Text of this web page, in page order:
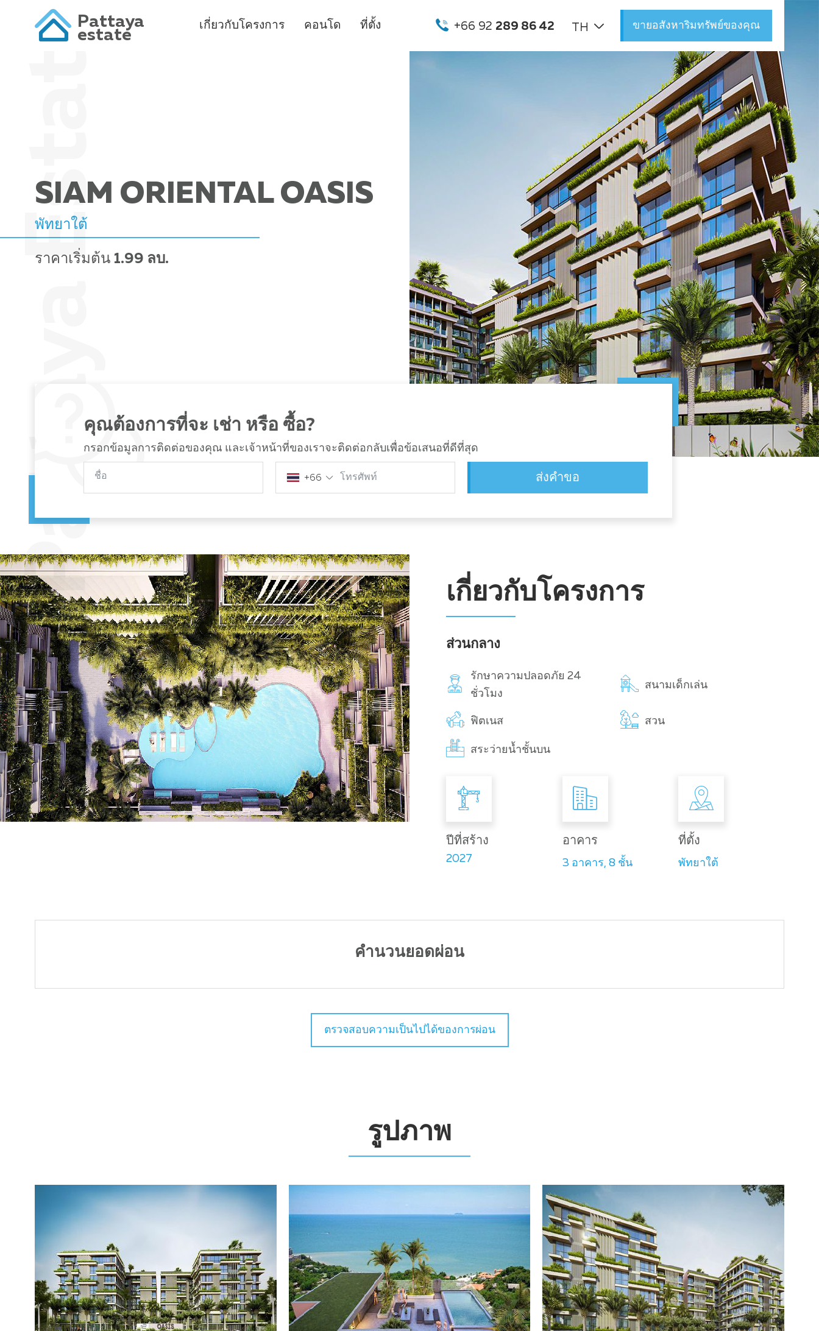
Pattaya
estate
เกี่ยวกับโครงการ คอนโด ที่ตั้ง +66 92 289 86 42 TH ขายอสังหาริมทรัพย์ของคุณ
SIAM ORIENTAL OASIS
พัทยาใต้
ราคาเริ่มต้น 1.99 ลบ.
คุณต้องการที่จะ เช่า หรือ ซื้อ?
กรอกข้อมูลการติดต่อของคุณ และเจ้าหน้าที่ของเราจะติดต่อกลับเพื่อข้อเสนอที่ดีที่สุด
ชื่อ +66 โทรศัพท์ ส่งคำขอ
เกี่ยวกับโครงการ
ส่วนกลาง
รักษาความปลอดภัย 24
ชั่วโมง
สนามเด็กเล่น
ฟิตเนส สวน
สระว่ายน้ำชั้นบน
ปีที่สร้าง
2027
อาคาร
3 อาคาร, 8 ชั้น
ที่ตั้ง
พัทยาใต้
คำนวนยอดผ่อน
ตรวจสอบความเป็นไปได้ของการผ่อน
รูปภาพ